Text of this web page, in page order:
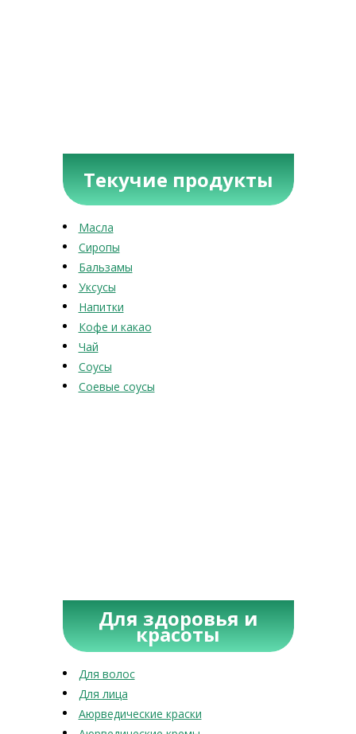
Текучие продукты
Масла
Сиропы
Бальзамы
Уксусы
Напитки
Кофе и какао
Чай
Соусы
Соевые соусы
Для здоровья и
красоты
Для волос
Для лица
Аюрведические краски